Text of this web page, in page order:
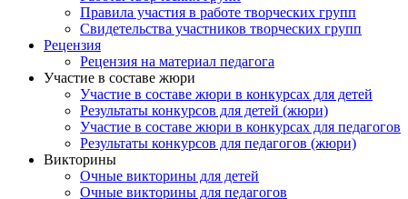
Правила участия в работе творческих групп
Свидетельства участников творческих групп
Рецензия
Рецензия на материал педагога
Участие в составе жюри
Участие в составе жюри в конкурсах для детей
Результаты конкурсов для детей (жюри)
Участие в составе жюри в конкурсах для педагогов
Результаты конкурсов для педагогов (жюри)
Викторины
Очные викторины для детей
Очные викторины для педагогов